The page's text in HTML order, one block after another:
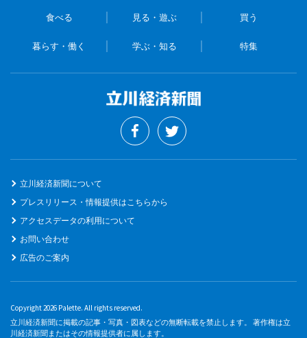
食べる 見る・遊ぶ 買う
暮らす・働く 学ぶ・知る 特集
立川経済新聞について
プレスリリース・情報提供はこちらから
アクセスデータの利用について
お問い合わせ
広告のご案内
Copyright 2026 Palette. All rights reserved.
立川経済新聞に掲載の記事・写真・図表などの無断転載を禁止します。 著作権は立
川経済新聞またはその情報提供者に属します。